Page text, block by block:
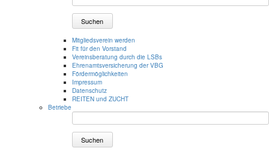
Suchen
Mitgliedsverein werden
Fit für den Vorstand
Vereinsberatung durch die LSBs
Ehrenamtsversicherung der VBG
Fördermöglichkeiten
Impressum
Datenschutz
REITEN und ZUCHT
Betriebe
Suchen